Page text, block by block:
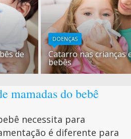
de
DOENÇAS
Catarro nas crianças
bebês
mamadas do bebê
necessita para
é diferente para